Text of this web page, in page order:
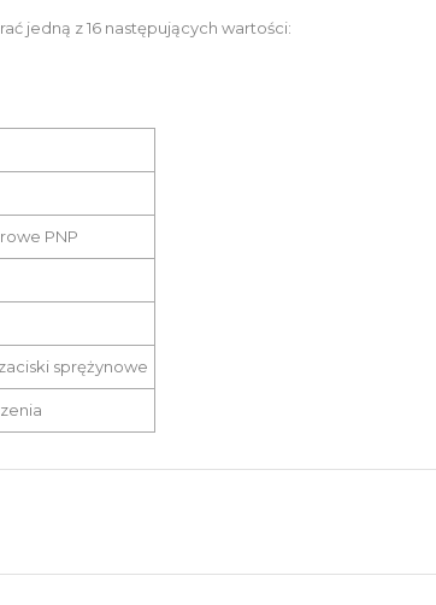
jedną z 16 następujących wartości:
PNP
sprężynowe